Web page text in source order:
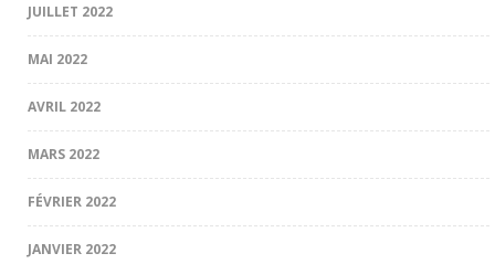
JUILLET 2022
MAI 2022
AVRIL 2022
MARS 2022
FÉVRIER 2022
JANVIER 2022